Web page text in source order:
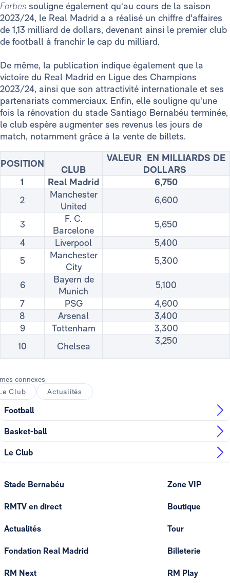
Forbes souligne également qu'au cours de la saison
2023/24, le Real Madrid a a réalisé un chiffre d'affaires
de 1,13 milliard de dollars, devenant ainsi le premier club
de football à franchir le cap du milliard.
De même, la publication indique également que la
victoire du Real Madrid en Ligue des Champions
2023/24, ainsi que son attractivité internationale et ses
partenariats commerciaux. Enfin, elle souligne qu'une
fois la rénovation du stade Santiago Bernabéu terminée,
le club espère augmenter ses revenus les jours de
match, notamment grâce à la vente de billets.
POSITION
CLUB
VALEUR EN MILLIARDS DE
DOLLARS
1
Real Madrid
6,750
2
Manchester
United
6,600
3
F. C.
Barcelone
5,650
4
Liverpool
5,400
5
Manchester
City
5,300
6
Bayern de
Munich
5,100
7
PSG
4,600
8
Arsenal
3,400
9
Tottenham
3,300
10
Chelsea
3,250
connexes
Club
Actualités
Football
Basket-ball
Le Club
Stade Bernabéu
RMTV en direct
Actualités
Fondation Real Madrid
RM Next
Zone VIP
Boutique
Tour
Billeterie
RM Play